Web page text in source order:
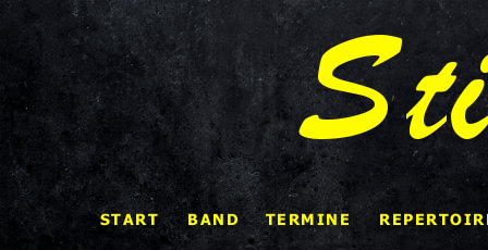
START BAND TERMINE